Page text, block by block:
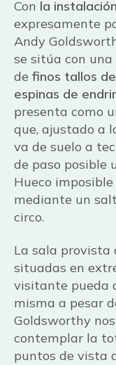
Con la
expresamente
Andy
se sitúa con
de finos tallos
espinas de
presenta como
que, ajustado a
va de suelo a
de paso posible
Hueco
mediante un
circo.
La sala provista
situadas en
visitante pueda
misma a pesar
Goldsworthy
contemplar la
puntos de vista